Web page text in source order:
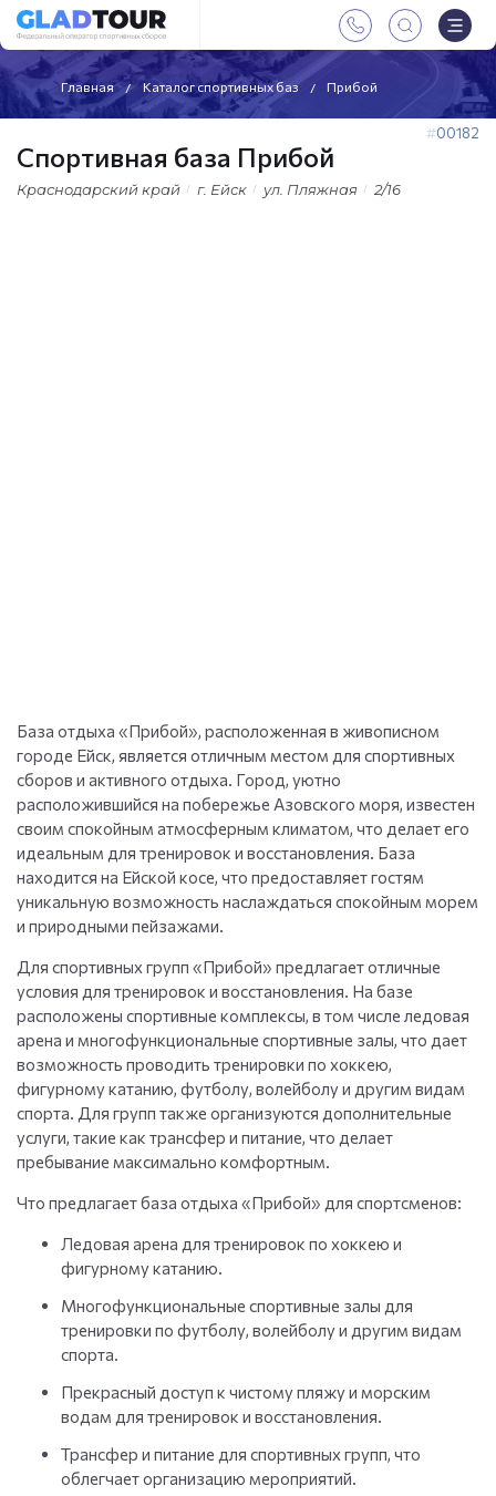
Главная Каталог спортивных баз Прибой
00182
Спортивная база Прибой
Краснодарский край г. Ейск ул. Пляжная 2/16
База отдыха «Прибой», расположенная в живописном
городе Ейск, является отличным местом для спортивных
сборов и активного отдыха. Город, уютно
расположившийся на побережье Азовского моря, известен
своим спокойным атмосферным климатом, что делает его
идеальным для тренировок и восстановления. База
находится на Ейской косе, что предоставляет гостям
уникальную возможность наслаждаться спокойным морем
и природными пейзажами.
Для спортивных групп «Прибой» предлагает отличные
условия для тренировок и восстановления. На базе
расположены спортивные комплексы, в том числе ледовая
арена и многофункциональные спортивные залы, что дает
возможность проводить тренировки по хоккею,
фигурному катанию, футболу, волейболу и другим видам
спорта. Для групп также организуются дополнительные
услуги, такие как трансфер и питание, что делает
пребывание максимально комфортным.
Что предлагает база отдыха «Прибой» для спортсменов:
Ледовая арена для тренировок по хоккею и
фигурному катанию.
Многофункциональные спортивные залы для
тренировки по футболу, волейболу и другим видам
спорта.
Прекрасный доступ к чистому пляжу и морским
водам для тренировок и восстановления.
Трансфер и питание для спортивных групп, что
облегчает организацию мероприятий.